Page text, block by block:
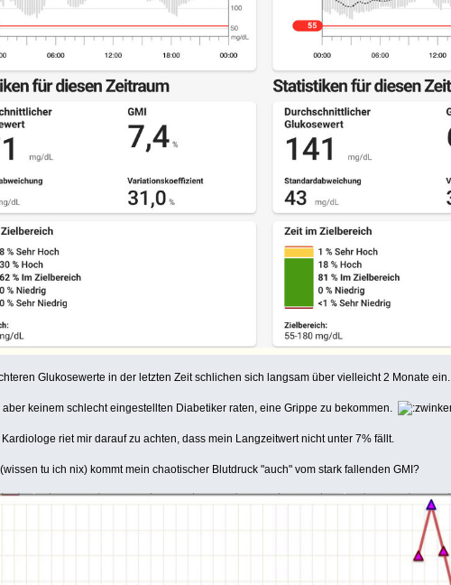
Glukosewerte in der letzten Zeit schlichen sich langsam über vielleicht 2 Monate ein.
aber keinem schlecht eingestellten Diabetiker raten, eine Grippe zu bekommen.
riet mir darauf zu achten, dass mein Langzeitwert nicht unter 7% fällt.
tu ich nix) kommt mein chaotischer Blutdruck "auch" vom stark fallenden GMI?